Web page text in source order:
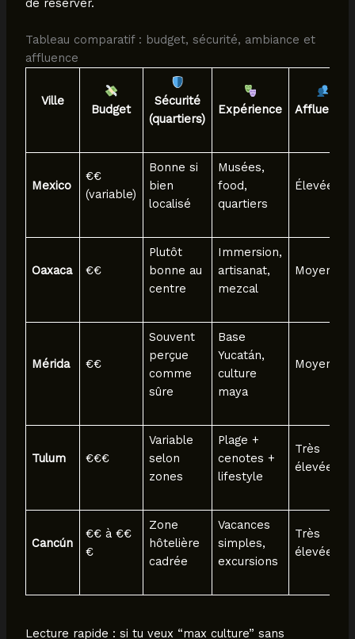
de réserver.
Tableau comparatif : budget, sécurité, ambiance et
affluence
Ville
Budget
Sécurité
(quartiers)
Expérience Affluence
Mexico
€€
(variable)
Bonne si
bien
localisé
Musées,
food,
quartiers
Élevée
Oaxaca €€
Plutôt
bonne au
centre
Immersion,
artisanat,
mezcal
Moyenne
Mérida €€
Souvent
perçue
comme
sûre
Base
Yucatán,
culture
maya
Moyenne
Tulum €€€
Variable
selon
zones
Plage +
cenotes +
lifestyle
Très
élevée
Cancún
€€ à €€
€
Zone
hôtelière
cadrée
Vacances
simples,
excursions
Très
élevée
Lecture rapide : si tu veux “max culture” sans